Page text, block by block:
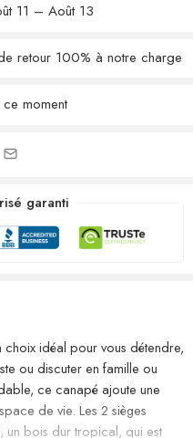
11 – Août 13
retour 100% à notre charge
moment
garanti
idéal pour vous détendre,
ou discuter en famille ou
ce canapé ajoute une
de vie. Les 2 sièges
un bois dur tropical, qui est